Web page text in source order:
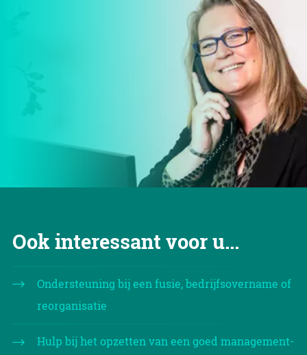
Ook interessant voor u...
Ondersteuning bij een fusie, bedrijfsovername of
reorganisatie
Hulp bij het opzetten van een goed management-